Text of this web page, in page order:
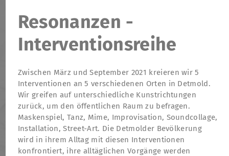
Resonanzen -
Interventionsreihe
Zwischen März und September 2021 kreieren wir 5
Interventionen an 5 verschiedenen Orten in Detmold.
Wir greifen auf unterschiedliche Kunstrichtungen
zurück, um den öffentlichen Raum zu befragen.
Maskenspiel, Tanz, Mime, Improvisation, Soundcollage,
Installation, Street-Art. Die Detmolder Bevölkerung
wird in ihrem Alltag mit diesen Interventionen
konfrontiert, ihre alltäglichen Vorgänge werden